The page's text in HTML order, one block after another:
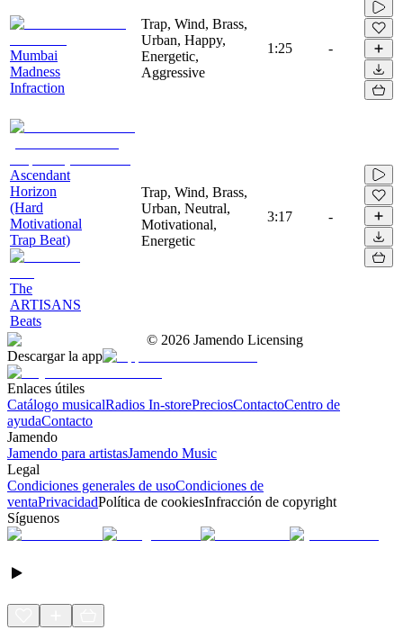
Mumbai
Madness
Infraction
Trap, Wind, Brass,
Urban, Happy,
Energetic,
Aggressive
1:25 -
Ascendant
Horizon
(Hard
Motivational
Trap Beat)
The
ARTISANS
Beats
Trap, Wind, Brass,
Urban, Neutral,
Motivational,
Energetic
3:17 -
© 2026 Jamendo Licensing
Descargar la app
Enlaces útiles
Catálogo musicalRadios In-storePreciosContactoCentro de
ayudaContacto
Jamendo
Jamendo para artistasJamendo Music
Legal
Condiciones generales de usoCondiciones de
ventaPrivacidadPolítica de cookiesInfracción de copyright
Síguenos